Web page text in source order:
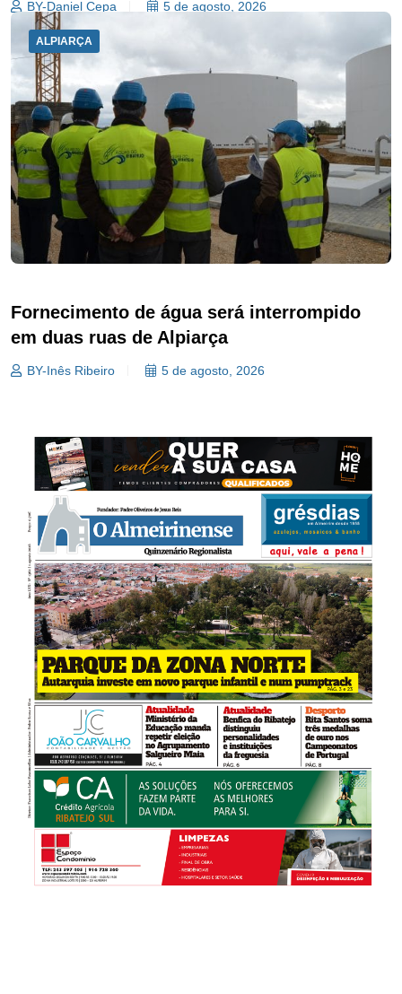
BY-Daniel Cepa 5 de agosto, 2026
ALPIARÇA
Fornecimento de água será interrompido
em duas ruas de Alpiarça
BY-Inês Ribeiro 5 de agosto, 2026